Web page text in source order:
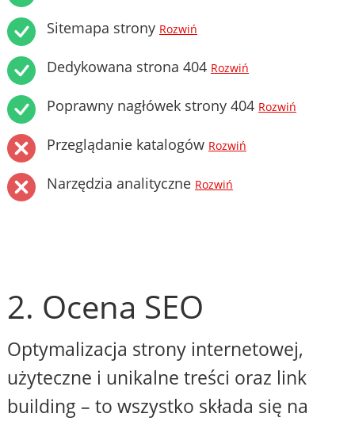
Sitemapa strony Rozwiń
Dedykowana strona 404 Rozwiń
Poprawny nagłówek strony 404 Rozwiń
Przeglądanie katalogów Rozwiń
Narzędzia analityczne Rozwiń
2. Ocena SEO
Optymalizacja strony internetowej,
użyteczne i unikalne treści oraz link
building – to wszystko składa się na